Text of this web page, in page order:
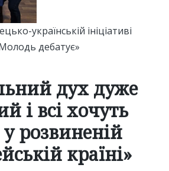
українській ініціативі
дебатує»
дух дуже
і всі хочуть
розвиненій
країні»